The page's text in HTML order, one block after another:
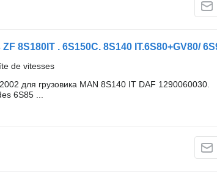
de vitesses
для грузовика MAN 8S140 IT DAF 1290060030.
6S85 ...